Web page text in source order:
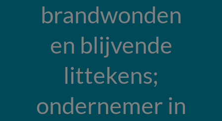
brandwonden
en blijvende
littekens;
ondernemer in